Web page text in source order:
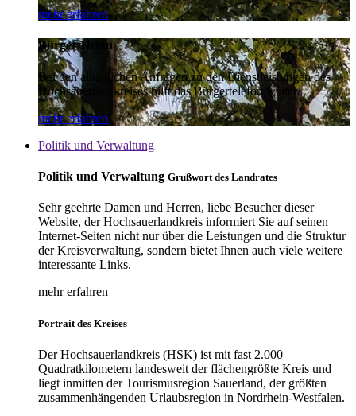
mehr erfahren
Bürgertelefon
Bei den alltäglichen Anfragen zu den Dienstleistungen des
Hochsauerlandkreises hilft das Bürgertelefon weiter.
mehr erfahren
Politik und Verwaltung
Politik und Verwaltung Grußwort des Landrates
Sehr geehrte Damen und Herren, liebe Besucher dieser
Website, der Hochsauerlandkreis informiert Sie auf seinen
Internet-Seiten nicht nur über die Leistungen und die Struktur
der Kreisverwaltung, sondern bietet Ihnen auch viele weitere
interessante Links.
mehr erfahren
Portrait des Kreises
Der Hochsauerlandkreis (HSK) ist mit fast 2.000
Quadratkilometern landesweit der flächengrößte Kreis und
liegt inmitten der Tourismusregion Sauerland, der größten
zusammenhängenden Urlaubsregion in Nordrhein-Westfalen.